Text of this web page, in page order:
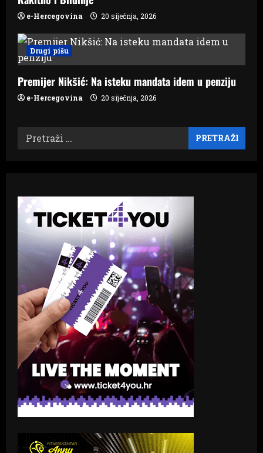
e-Hercegovina 20 siječnja, 2026
Drugi pišu
Premijer Nikšić: Na isteku mandata idem u penziju
e-Hercegovina 20 siječnja, 2026
Pretraži: